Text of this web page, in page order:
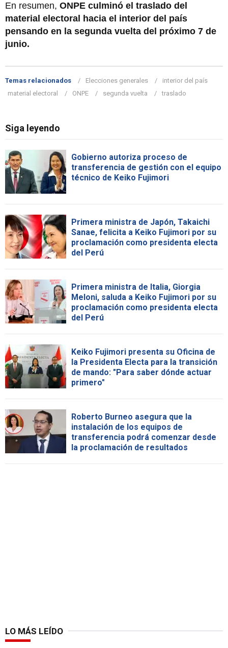
En resumen, ONPE culminó el traslado del
material electoral hacia el interior del país
pensando en la segunda vuelta del próximo 7 de
junio.
Temas relacionados Elecciones generales
interior del país
material electoral
ONPE segunda vuelta traslado
Siga leyendo
Gobierno autoriza proceso de
transferencia de gestión con el equipo
técnico de Keiko Fujimori
Primera ministra de Japón, Takaichi
Sanae, felicita a Keiko Fujimori por su
proclamación como presidenta electa
del Perú
Primera ministra de Italia, Giorgia
Meloni, saluda a Keiko Fujimori por su
proclamación como presidenta electa
del Perú
Keiko Fujimori presenta su Oficina de
la Presidenta Electa para la transición
de mando: "Para saber dónde actuar
primero"
Roberto Burneo asegura que la
instalación de los equipos de
transferencia podrá comenzar desde
la proclamación de resultados
LO MÁS LEÍDO